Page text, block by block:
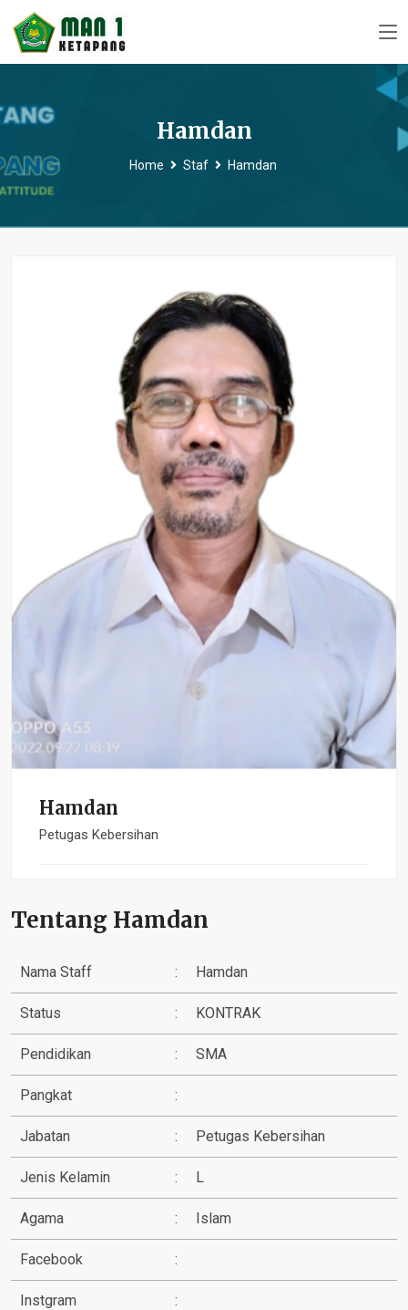
Hamdan
Home Staf Hamdan
Hamdan
Petugas Kebersihan
Tentang Hamdan
Nama Staff : Hamdan
Status : KONTRAK
Pendidikan : SMA
Pangkat :
Jabatan : Petugas Kebersihan
Jenis Kelamin : L
Agama : Islam
Facebook :
Instgram :